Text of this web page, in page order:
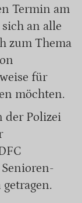
Termin am
an alle
zum Thema
für
möchten.
der Polizei